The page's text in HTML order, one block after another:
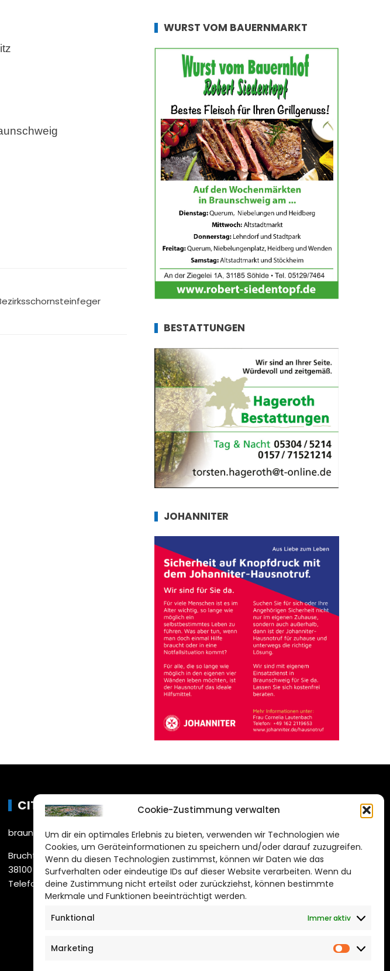
Cookie-Zustimmung verwalten
Um dir ein optimales Erlebnis zu bieten, verwenden wir Technologien wie
Cookies, um Geräteinformationen zu speichern und/oder darauf zuzugreifen.
Wenn du diesen Technologien zustimmst, können wir Daten wie das
Surfverhalten oder eindeutige IDs auf dieser Website verarbeiten. Wenn du
deine Zustimmung nicht erteilst oder zurückziehst, können bestimmte
Merkmale und Funktionen beeinträchtigt werden.
Funktional
Immer aktiv
Marketing
WURST VOM BAUERNMARKT
BESTATTUNGEN
JOHANNITER
CITYLIFE!
braunschweig@citylifemedien.de
Bruchtorwall 12
38100 Braunschweig
Telefon: 0531 387220 – 65
DAS STADTMAGAZIN
FÜR BRAUNSCHWEIG
Impressum
Datenschutzerklärung
Cookie Richtlinie
CITYLIFE! BEI FACEBOOK